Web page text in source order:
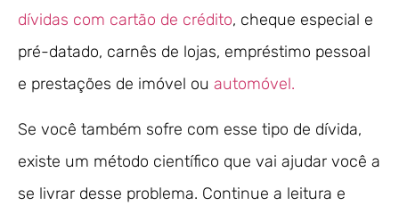
dívidas com cartão de crédito, cheque especial e
pré-datado, carnês de lojas, empréstimo pessoal
e prestações de imóvel ou automóvel.
Se você também sofre com esse tipo de dívida,
existe um método científico que vai ajudar você a
se livrar desse problema. Continue a leitura e